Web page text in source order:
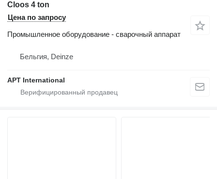
Cloos 4 ton
Цена по запросу
Промышленное оборудование - сварочный аппарат
Бельгия, Deinze
APT International